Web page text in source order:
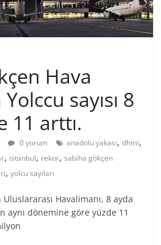
Hava
sayısı 8
11 arttı.
0 yorum anadolu yakası,dhmi,
, istanbul, rekor,sabiha gökçen
,yolcu sayıları
Havalimanı, 8 ayda
aynı dönemine göre yüzde 11